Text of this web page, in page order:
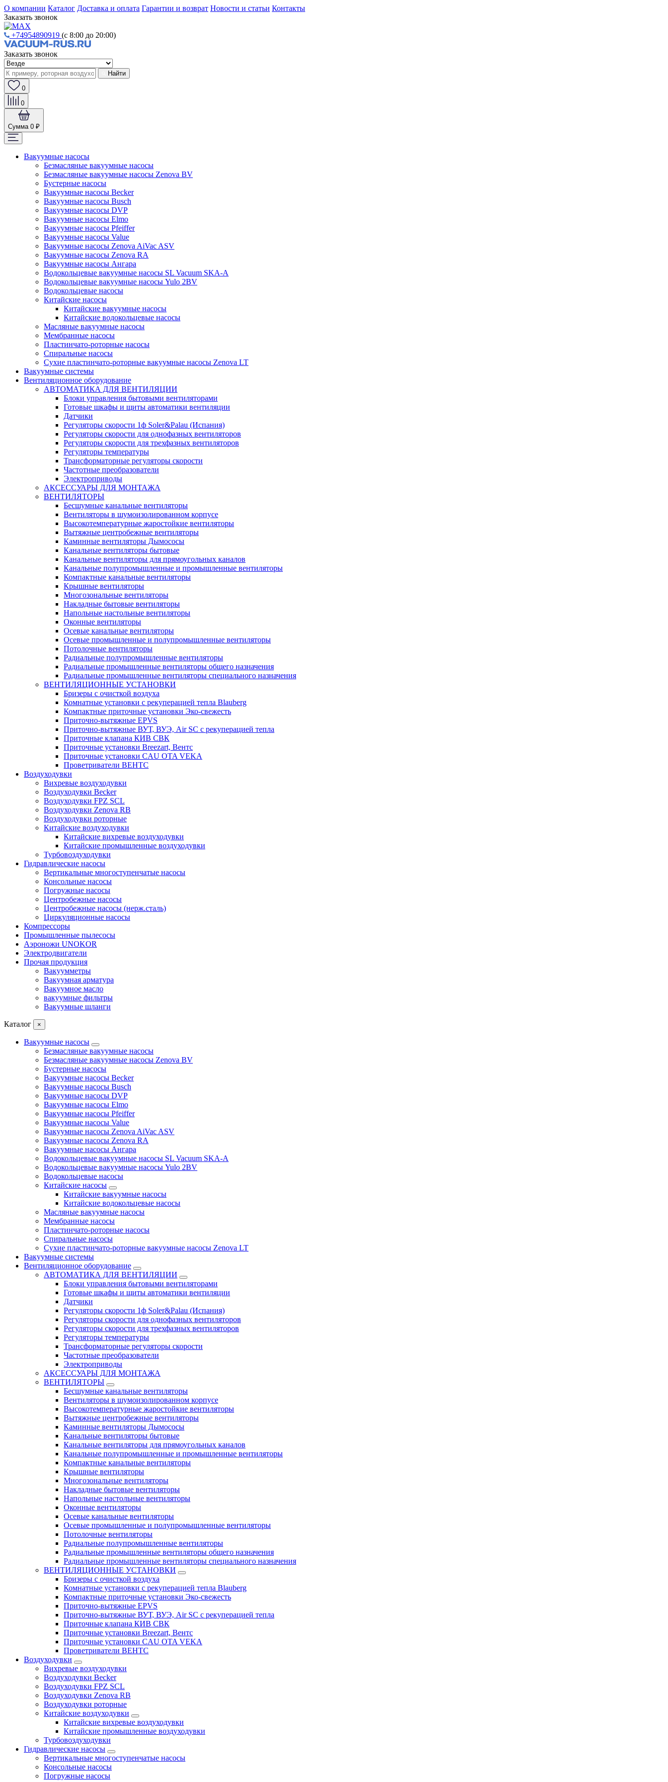
О компании Каталог Доставка и оплата Гарантии и возврат Новости и статьи Контакты
Заказать звонок
+74954890919 (с 8:00 до 20:00)
Заказать звонок
Найти
0
0
Сумма 0 ₽
Вакуумные насосы
Безмасляные вакуумные насосы
Безмасляные вакуумные насосы Zenova BV
Бустерные насосы
Вакуумные насосы Becker
Вакуумные насосы Busch
Вакуумные насосы DVP
Вакуумные насосы Elmo
Вакуумные насосы Pfeiffer
Вакуумные насосы Value
Вакуумные насосы Zenova AiVac ASV
Вакуумные насосы Zenova RA
Вакуумные насосы Ангара
Водокольцевые вакуумные насосы SL Vacuum SKA-A
Водокольцевые вакуумные насосы Yulo 2BV
Водокольцевые насосы
Китайские насосы
Китайские вакуумные насосы
Китайские водокольцевые насосы
Масляные вакуумные насосы
Мембранные насосы
Пластинчато-роторные насосы
Спиральные насосы
Сухие пластинчато-роторные вакуумные насосы Zenova LT
Вакуумные системы
Вентиляционное оборудование
АВТОМАТИКА ДЛЯ ВЕНТИЛЯЦИИ
Блоки управления бытовыми вентиляторами
Готовые шкафы и щиты автоматики вентиляции
Датчики
Регуляторы скорости 1ф Soler&Palau (Испания)
Регуляторы скорости для однофазных вентиляторов
Регуляторы скорости для трехфазных вентиляторов
Регуляторы температуры
Трансформаторные регуляторы скорости
Частотные преобразователи
Электроприводы
АКСЕССУАРЫ ДЛЯ МОНТАЖА
ВЕНТИЛЯТОРЫ
Бесшумные канальные вентиляторы
Вентиляторы в шумоизолированном корпусе
Высокотемпературные жаростойкие вентиляторы
Вытяжные центробежные вентиляторы
Каминные вентиляторы Дымососы
Канальные вентиляторы бытовые
Канальные вентиляторы для прямоугольных каналов
Канальные полупромышленные и промышленные вентиляторы
Компактные канальные вентиляторы
Крышные вентиляторы
Многозональные вентиляторы
Накладные бытовые вентиляторы
Напольные настольные вентиляторы
Оконные вентиляторы
Осевые канальные вентиляторы
Осевые промышленные и полупромышленные вентиляторы
Потолочные вентиляторы
Радиальные полупромышленные вентиляторы
Радиальные промышленные вентиляторы общего назначения
Радиальные промышленные вентиляторы специального назначения
ВЕНТИЛЯЦИОННЫЕ УСТАНОВКИ
Бризеры с очисткой воздуха
Комнатные установки с рекуперацией тепла Blauberg
Компактные приточные установки Эко-свежесть
Приточно-вытяжные EPVS
Приточно-вытяжные ВУТ, ВУЭ, Air SC с рекуперацией тепла
Приточные клапана КИВ СВК
Приточные установки Breezart, Вентс
Приточные установки CAU OTA VEKA
Проветриватели ВЕНТС
Воздуходувки
Вихревые воздуходувки
Воздуходувки Becker
Воздуходувки FPZ SCL
Воздуходувки Zenova RB
Воздуходувки роторные
Китайские воздуходувки
Китайские вихревые воздуходувки
Китайские промышленные воздуходувки
Турбовоздуходувки
Гидравлические насосы
Вертикальные многоступенчатые насосы
Консольные насосы
Погружные насосы
Центробежные насосы
Центробежные насосы (нерж.сталь)
Циркуляционные насосы
Компрессоры
Промышленные пылесосы
Аэроножи UNOKOR
Электродвигатели
Прочая продукция
Вакуумметры
Вакуумная арматура
Вакуумное масло
вакуумные фильтры
Вакуумные шланги
Каталог ×
Вакуумные насосы
Безмасляные вакуумные насосы
Безмасляные вакуумные насосы Zenova BV
Бустерные насосы
Вакуумные насосы Becker
Вакуумные насосы Busch
Вакуумные насосы DVP
Вакуумные насосы Elmo
Вакуумные насосы Pfeiffer
Вакуумные насосы Value
Вакуумные насосы Zenova AiVac ASV
Вакуумные насосы Zenova RA
Вакуумные насосы Ангара
Водокольцевые вакуумные насосы SL Vacuum SKA-A
Водокольцевые вакуумные насосы Yulo 2BV
Водокольцевые насосы
Китайские насосы
Китайские вакуумные насосы
Китайские водокольцевые насосы
Масляные вакуумные насосы
Мембранные насосы
Пластинчато-роторные насосы
Спиральные насосы
Сухие пластинчато-роторные вакуумные насосы Zenova LT
Вакуумные системы
Вентиляционное оборудование
АВТОМАТИКА ДЛЯ ВЕНТИЛЯЦИИ
Блоки управления бытовыми вентиляторами
Готовые шкафы и щиты автоматики вентиляции
Датчики
Регуляторы скорости 1ф Soler&Palau (Испания)
Регуляторы скорости для однофазных вентиляторов
Регуляторы скорости для трехфазных вентиляторов
Регуляторы температуры
Трансформаторные регуляторы скорости
Частотные преобразователи
Электроприводы
АКСЕССУАРЫ ДЛЯ МОНТАЖА
ВЕНТИЛЯТОРЫ
Бесшумные канальные вентиляторы
Вентиляторы в шумоизолированном корпусе
Высокотемпературные жаростойкие вентиляторы
Вытяжные центробежные вентиляторы
Каминные вентиляторы Дымососы
Канальные вентиляторы бытовые
Канальные вентиляторы для прямоугольных каналов
Канальные полупромышленные и промышленные вентиляторы
Компактные канальные вентиляторы
Крышные вентиляторы
Многозональные вентиляторы
Накладные бытовые вентиляторы
Напольные настольные вентиляторы
Оконные вентиляторы
Осевые канальные вентиляторы
Осевые промышленные и полупромышленные вентиляторы
Потолочные вентиляторы
Радиальные полупромышленные вентиляторы
Радиальные промышленные вентиляторы общего назначения
Радиальные промышленные вентиляторы специального назначения
ВЕНТИЛЯЦИОННЫЕ УСТАНОВКИ
Бризеры с очисткой воздуха
Комнатные установки с рекуперацией тепла Blauberg
Компактные приточные установки Эко-свежесть
Приточно-вытяжные EPVS
Приточно-вытяжные ВУТ, ВУЭ, Air SC с рекуперацией тепла
Приточные клапана КИВ СВК
Приточные установки Breezart, Вентс
Приточные установки CAU OTA VEKA
Проветриватели ВЕНТС
Воздуходувки
Вихревые воздуходувки
Воздуходувки Becker
Воздуходувки FPZ SCL
Воздуходувки Zenova RB
Воздуходувки роторные
Китайские воздуходувки
Китайские вихревые воздуходувки
Китайские промышленные воздуходувки
Турбовоздуходувки
Гидравлические насосы
Вертикальные многоступенчатые насосы
Консольные насосы
Погружные насосы